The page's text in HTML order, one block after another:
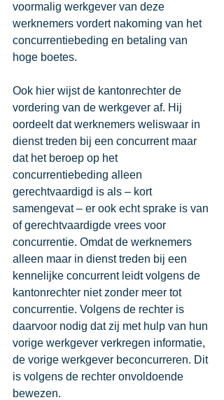
voormalig werkgever van deze
werknemers vordert nakoming van het
concurrentiebeding en betaling van
hoge boetes.
Ook hier wijst de kantonrechter de
vordering van de werkgever af. Hij
oordeelt dat werknemers weliswaar in
dienst treden bij een concurrent maar
dat het beroep op het
concurrentiebeding alleen
gerechtvaardigd is als – kort
samengevat – er ook echt sprake is van
of gerechtvaardigde vrees voor
concurrentie. Omdat de werknemers
alleen maar in dienst treden bij een
kennelijke concurrent leidt volgens de
kantonrechter niet zonder meer tot
concurrentie. Volgens de rechter is
daarvoor nodig dat zij met hulp van hun
vorige werkgever verkregen informatie,
de vorige werkgever beconcurreren. Dit
is volgens de rechter onvoldoende
bewezen.